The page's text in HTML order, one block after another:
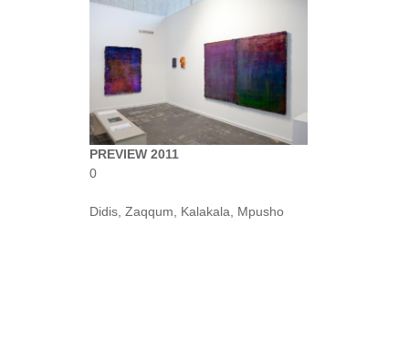
PREVIEW 2011
0
Didis, Zaqqum, Kalakala, Mpusho